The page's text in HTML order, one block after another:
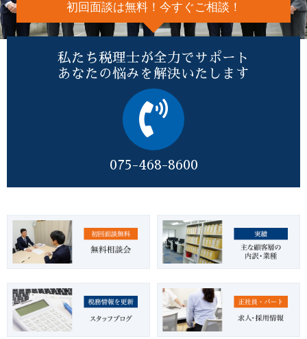
初回面談は無料！今すぐご相談！
私たち税理士が全力でサポート
あなたの悩みを解決いたします
075-468-8600